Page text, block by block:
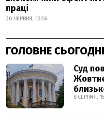
праці
30 ЧЕРВНЯ, 12:56
ГОЛОВНЕ СЬОГОДНІ
Суд
8 СЕРПНЯ,